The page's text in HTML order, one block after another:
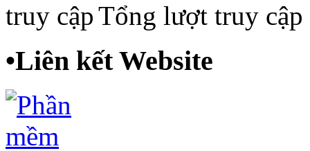
Tổng lượt truy
•Liên kết Website